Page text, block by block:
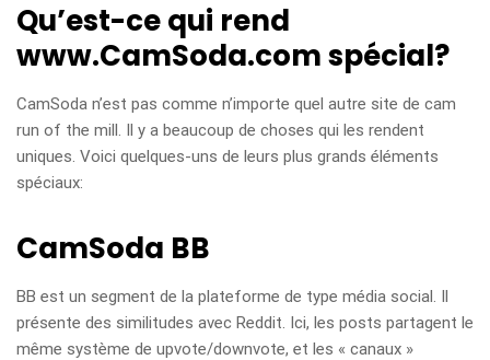
Qu’est-ce qui rend
www.CamSoda.com spécial?
CamSoda n’est pas comme n’importe quel autre site de cam
run of the mill. Il y a beaucoup de choses qui les rendent
uniques. Voici quelques-uns de leurs plus grands éléments
spéciaux:
CamSoda BB
BB est un segment de la plateforme de type média social. Il
présente des similitudes avec Reddit. Ici, les posts partagent le
même système de upvote/downvote, et les « canaux »